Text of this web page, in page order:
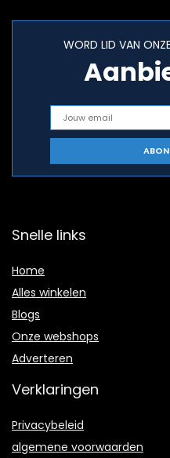
WORD LID VAN
Snelle links
Home
Alles winkelen
Blogs
Onze webshops
Adverteren
Verklaringen
Privacybeleid
algemene voorwaarden